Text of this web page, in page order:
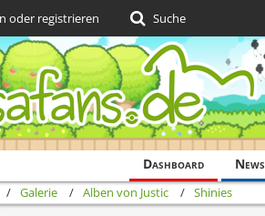
Dashboard News
oder registrieren Suche
Galerie Alben von Justic Shinies